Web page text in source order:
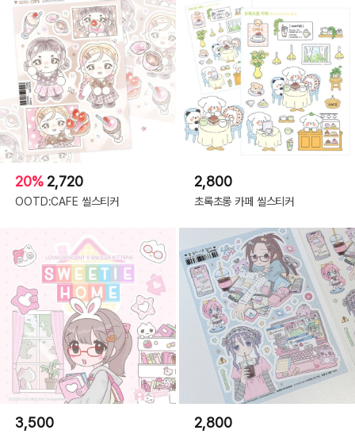
20% 2,720
OOTD:CAFE 씰스티커
2,800
초록초롱 카페 씰스티커
3,500 2,800